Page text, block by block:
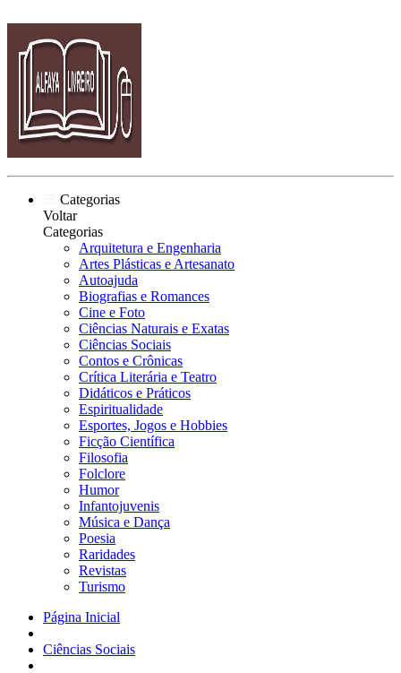
Categorias
Voltar
Categorias
Arquitetura e Engenharia
Artes Plásticas e Artesanato
Autoajuda
Biografias e Romances
Cine e Foto
Ciências Naturais e Exatas
Ciências Sociais
Contos e Crônicas
Crítica Literária e Teatro
Didáticos e Práticos
Espiritualidade
Esportes, Jogos e Hobbies
Ficção Científica
Filosofia
Folclore
Humor
Infantojuvenis
Música e Dança
Poesia
Raridades
Revistas
Turismo
Página Inicial
Ciências Sociais